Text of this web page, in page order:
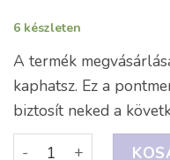
6 készleten
A termék
kaphatsz. Ez a
biztosít neked a